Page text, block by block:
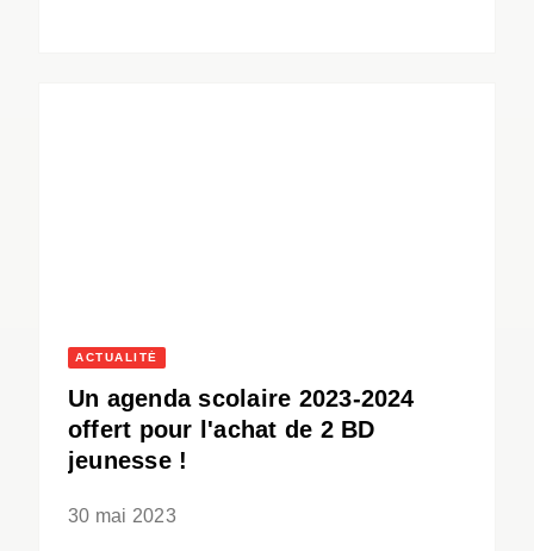
ACTUALITÉ
Un agenda scolaire 2023-2024
offert pour l'achat de 2 BD
jeunesse !
30 mai 2023